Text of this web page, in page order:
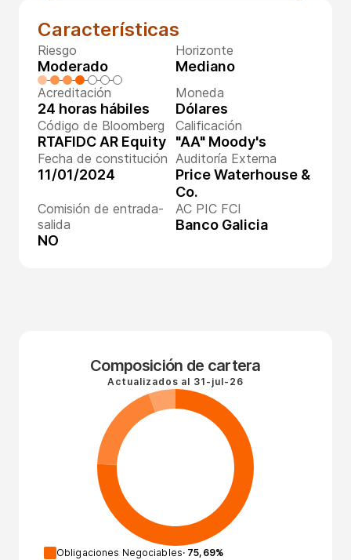
Características
Riesgo
Moderado
Horizonte
Mediano
Acreditación
24 horas hábiles
Moneda
Dólares
Código de Bloomberg
RTAFIDC AR Equity
Calificación
"AA" Moody's
Fecha de constitución
11/01/2024
Auditoría Externa
Price Waterhouse &
Co.
Comisión de entrada-
salida
NO
AC PIC FCI
Banco Galicia
Composición de cartera
Actualizados al 31-jul-26
Obligaciones Negociables· 75,69%